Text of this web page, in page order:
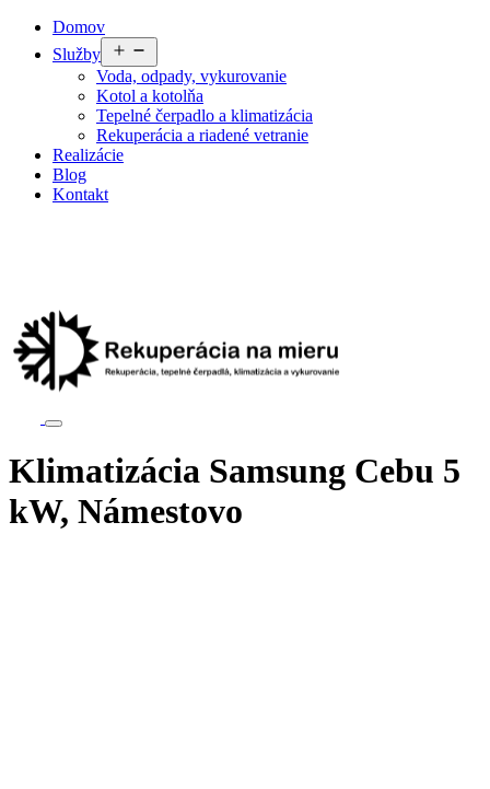
Domov
Služby
Voda, odpady, vykurovanie
Kotol a kotolňa
Tepelné čerpadlo a klimatizácia
Rekuperácia a riadené vetranie
Realizácie
Blog
Kontakt
Klimatizácia Samsung Cebu 5
kW, Námestovo